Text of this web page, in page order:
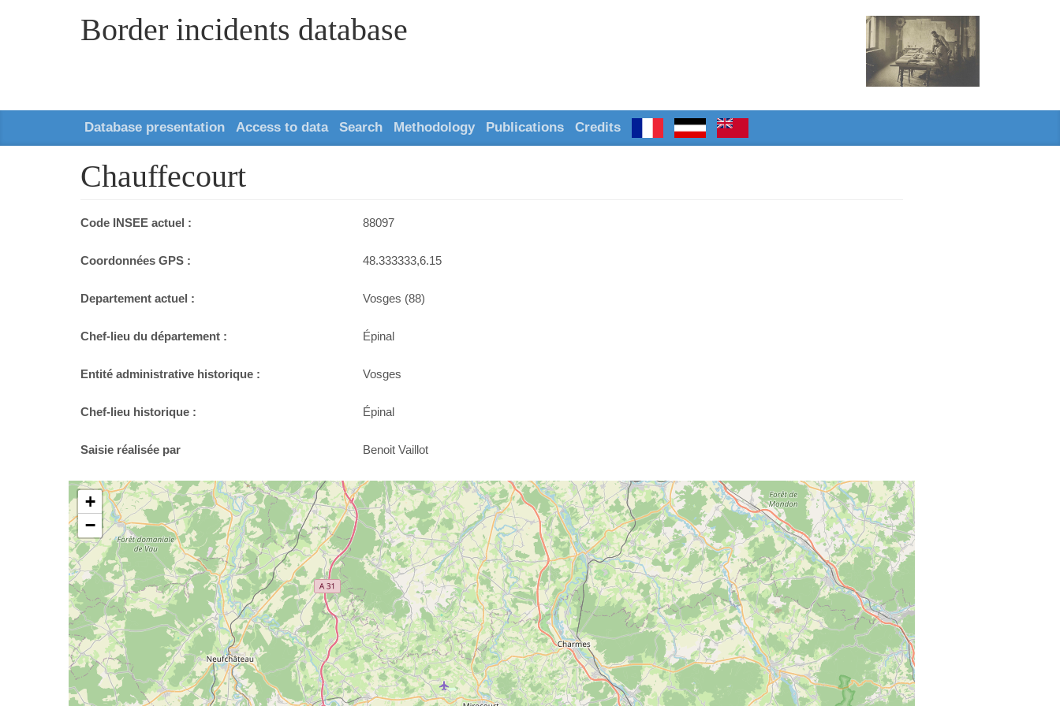
Border incidents database
Database presentation Access to data Search Methodology Publications Credits
Chauffecourt
Code INSEE actuel : 88097
Coordonnées GPS : 48.333333,6.15
Departement actuel : Vosges (88)
Chef-lieu du département : Épinal
Entité administrative historique : Vosges
Chef-lieu historique : Épinal
Saisie réalisée par Benoit Vaillot
+
−